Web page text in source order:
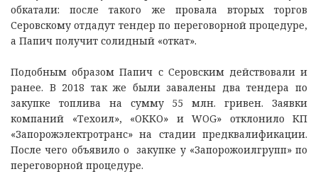
обкатали: после такого же провала вторых торгов
Серовскому отдадут тендер по переговорной процедуре,
а Папич получит солидный «откат».
Подобным образом Папич с Серовским действовали и
ранее. В 2018 так же были завалены два тендера по
закупке топлива на сумму 55 млн. гривен. Заявки
компаний «Техоил», «ОККО» и WOG» отклонило КП
«Запорожэлектротранс» на стадии предквалификации.
После чего объявило о закупке у «Запорожоилгрупп» по
переговорной процедуре.